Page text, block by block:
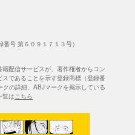
配信サービスが、著作権者からコン
であることを示す登録商標（登録番
の詳細、ABJマークを掲示している
覧はこちら